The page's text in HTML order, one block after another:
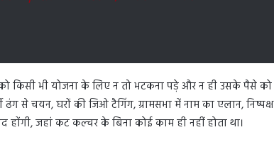
किसी भी योजना के लिए न तो भटकना पड़े और न ही उसके पैसे को
ढंग से चयन, घरों की जिओ टैगिंग, ग्रामसभा में नाम का एलान, निष्पक्ष
जहां कट कल्चर के बिना कोई काम ही नहीं होता था।